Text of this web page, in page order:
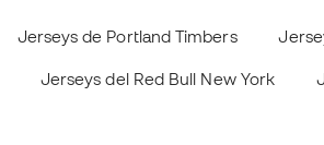
Jerseys de Portland Timbers
Jerseys del Red Bull New York